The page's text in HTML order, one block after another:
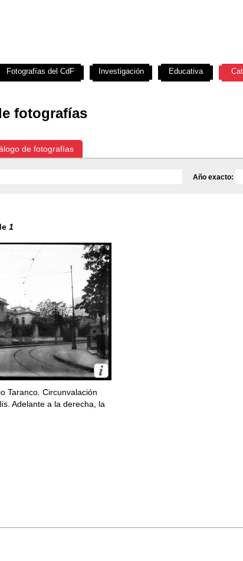
fotografías
de fotografías
Año exacto:
1
Taranco. Circunvalación
Adelante a la derecha, la
Fotografías del CdF Investigación Educativa